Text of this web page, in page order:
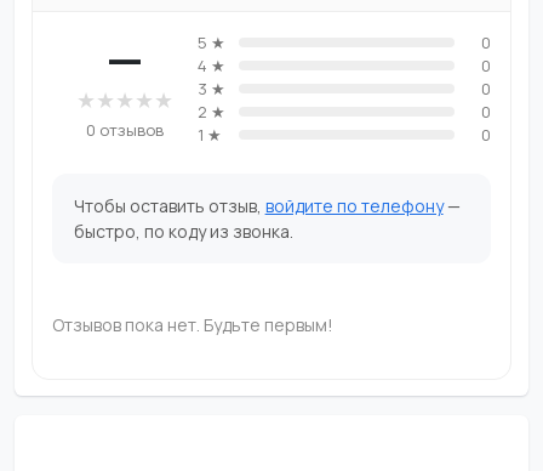
—
★★★★★
0 отзывов
5 ★
0
4 ★
0
3 ★
0
2 ★
0
1 ★
0
Чтобы оставить отзыв, войдите по телефону—
быстро, по коду из звонка.
Отзывов пока нет. Будьте первым!